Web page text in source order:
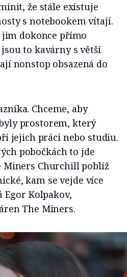
že stále existuje
s notebookem vítají.
dokonce přímo
to kavárny s větší
nonstop obsazená do
Chceme, aby
prostorem, který
jejich práci nebo studiu.
pobočkách to jde
Miners Churchill poblíž
kam se vejde více
Egor Kolpakov,
The Miners.